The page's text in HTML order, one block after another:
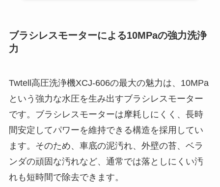
ブラシレスモーターによる10MPaの強力洗浄
力
Twtell高圧洗浄機XCJ-606の最大の魅力は、10MPa
という強力な水圧を生み出すブラシレスモーター
です。ブラシレスモーターは摩耗しにくく、長時
間安定してパワーを維持できる構造を採用してい
ます。そのため、車底の泥汚れ、外壁の苔、ベラ
ンダの頑固な汚れなど、通常では落としにくい汚
れも短時間で除去できます。